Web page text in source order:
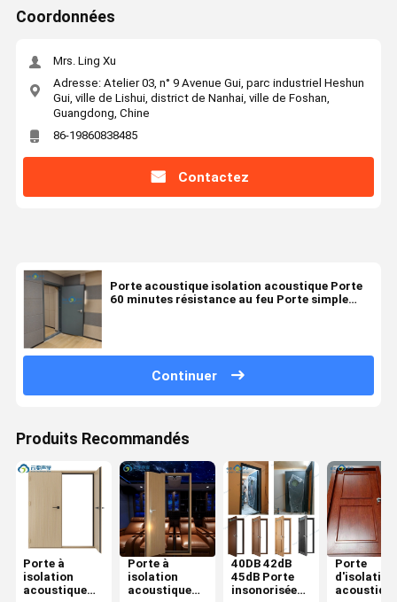
Coordonnées
Mrs. Ling Xu
Adresse: Atelier 03, n° 9 Avenue Gui, parc industriel Heshun
Gui, ville de Lishui, district de Nanhai, ville de Foshan,
Guangdong, Chine
86-19860838485
Contactez
Porte acoustique isolation acoustique Porte
60 minutes résistance au feu Porte simple
Continuer
Produits Recommandés
Porte à
isolation
acoustique
Porte à
isolation
acoustique
40DB 42dB
45dB Porte
insonorisée
Porte
d'isolation